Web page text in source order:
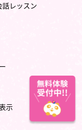
レッスン
示